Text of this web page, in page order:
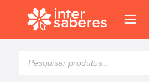
produtos